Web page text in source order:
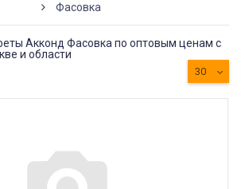
Фасовка
Акконд Фасовка по оптовым ценам с
и области
30